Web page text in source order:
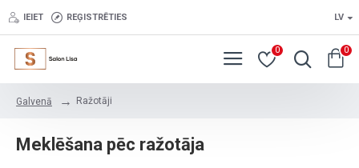
IEIET REĢISTRĒTIES LV
0 0
Galvenā Ražotāji
Meklēšana pēc ražotāja